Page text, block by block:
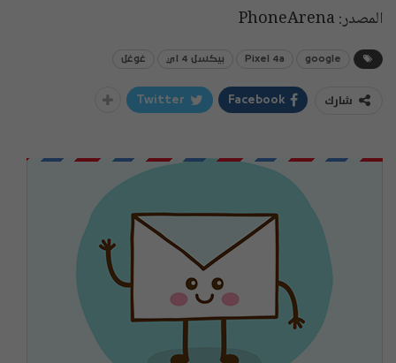
المصدر: PhoneArena
google
Pixel 4a بيكسل 4 اي غوغل
شارك Facebook
Twitter